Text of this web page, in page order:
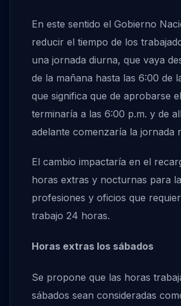
En este sentido el Gobierno
reducir el tiempo de los
una jornada diurna, que vaya
de la mañana hasta las 6:00 de
que significa que de aprobarse
terminaría a las 6:00 p.m. y de
adelante comenzaría la jornada
El cambio impactaría en el
horas extras y nocturnas para
profesiones y oficios que
trabajo 24 horas.
Horas extras los sábados
Se propone que las horas
sábados sean consideradas